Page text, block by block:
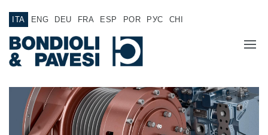
ITA ENG DEU FRA ESP POR РУС CHI
CHI SIAMO
PRODOTTI